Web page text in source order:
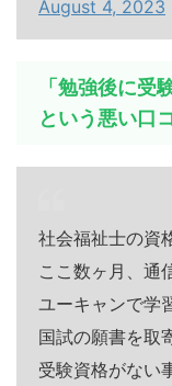
August 4, 2023
「勉強後に受
という悪い口
社会福祉士の資
ここ数ヶ月、通
ユーキャンで学
国試の願書を取
受験資格がない